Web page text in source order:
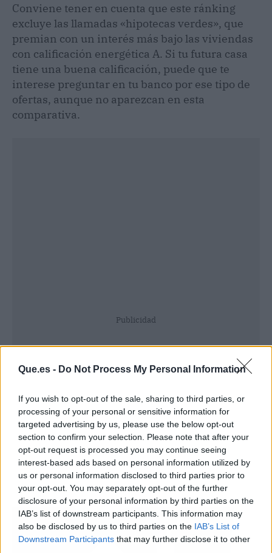
Que.es - Do Not Process My Personal Information
If you wish to opt-out of the sale, sharing to third parties, or
processing of your personal or sensitive information for
targeted advertising by us, please use the below opt-out
section to confirm your selection. Please note that after your
opt-out request is processed you may continue seeing
interest-based ads based on personal information utilized by
us or personal information disclosed to third parties prior to
your opt-out. You may separately opt-out of the further
disclosure of your personal information by third parties on the
IAB’s list of downstream participants. This information may
also be disclosed by us to third parties on the IAB’s List of
Downstream Participants that may further disclose it to other
Conviene tener en cuenta que este ránking
excluye las llamadas «hipotecas verdes», que
premian con un interés más bajo las viviendas
con calificación energética A. Si tu futura casa
tiene una buena calificación, puede que te
interese preguntar en tu banco por ese tipo de
ofertas, aunque no aparezcan en esta
comparativa.
Publicidad